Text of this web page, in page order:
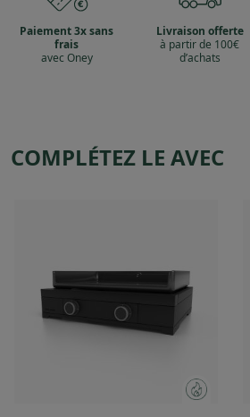
Paiement 3x sans
frais
avec Oney
Livraison offerte
à partir de 100€
d’achats
COMPLÉTEZ LE AVEC